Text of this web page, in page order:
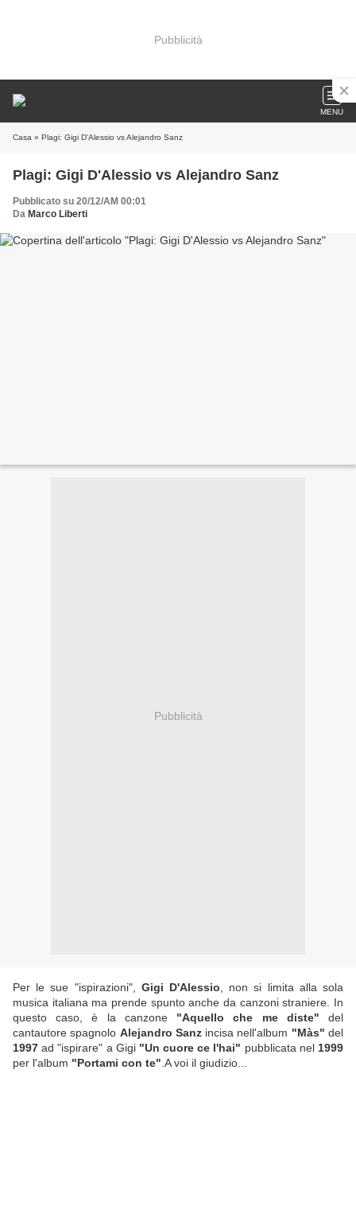
Pubblicità
MENU
Casa » Plagi: Gigi D'Alessio vs Alejandro Sanz
Plagi: Gigi D'Alessio vs Alejandro Sanz
Pubblicato su 20/12/AM 00:01
Da Marco Liberti
Pubblicità
Per le sue "ispirazioni", Gigi D'Alessio , non si limita alla sola
musica italiana ma prende spunto anche da canzoni straniere. In
questo caso, è la canzone "Aquello che me diste" del
cantautore spagnolo Alejandro Sanzincisa nell'album "Màs" del
1997 ad "ispirare" a Gigi "Un cuore ce l'hai" pubblicata nel 1999
per l'album "Portami con te" .A voi il giudizio...